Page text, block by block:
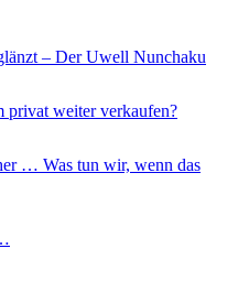
– Der Uwell Nunchaku
privat weiter verkaufen?
… Was tun wir, wenn das